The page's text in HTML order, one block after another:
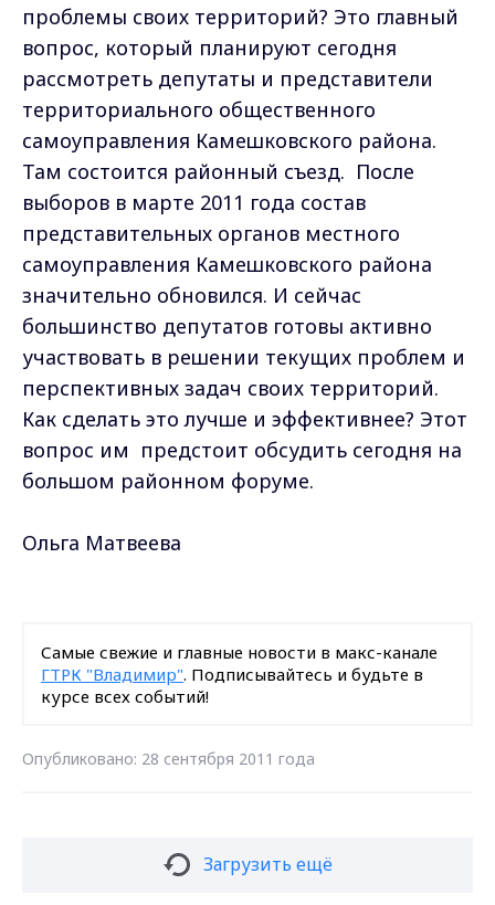
проблемы своих территорий? Это главный
вопрос, который планируют сегодня
рассмотреть депутаты и представители
территориального общественного
самоуправления Камешковского района.
Там состоится районный съезд. После
выборов в марте 2011 года состав
представительных органов местного
самоуправления Камешковского района
значительно обновился. И сейчас
большинство депутатов готовы активно
участвовать в решении текущих проблем и
перспективных задач своих территорий.
Как сделать это лучше и эффективнее? Этот
вопрос им предстоит обсудить сегодня на
большом районном форуме.
Ольга Матвеева
Самые свежие и главные новости в макс-канале
ГТРК "Владимир". Подписывайтесь и будьте в
курсе всех событий!
Опубликовано: 28 сентября 2011 года
Загрузить ещё